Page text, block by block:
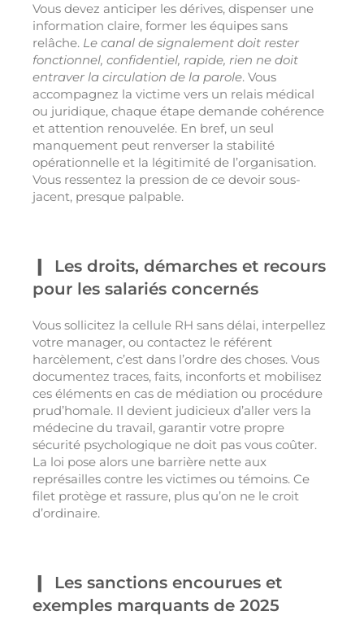
Vous devez anticiper les dérives, dispenser une
information claire, former les équipes sans
relâche. Le canal de signalement doit rester
fonctionnel, confidentiel, rapide, rien ne doit
entraver la circulation de la parole. Vous
accompagnez la victime vers un relais médical
ou juridique, chaque étape demande cohérence
et attention renouvelée. En bref, un seul
manquement peut renverser la stabilité
opérationnelle et la légitimité de l’organisation.
Vous ressentez la pression de ce devoir sous-
jacent, presque palpable.
Les droits, démarches et recours
pour les salariés concernés
Vous sollicitez la cellule RH sans délai, interpellez
votre manager, ou contactez le référent
harcèlement, c’est dans l’ordre des choses. Vous
documentez traces, faits, inconforts et mobilisez
ces éléments en cas de médiation ou procédure
prud’homale. Il devient judicieux d’aller vers la
médecine du travail, garantir votre propre
sécurité psychologique ne doit pas vous coûter.
La loi pose alors une barrière nette aux
représailles contre les victimes ou témoins. Ce
filet protège et rassure, plus qu’on ne le croit
d’ordinaire.
Les sanctions encourues et
exemples marquants de 2025